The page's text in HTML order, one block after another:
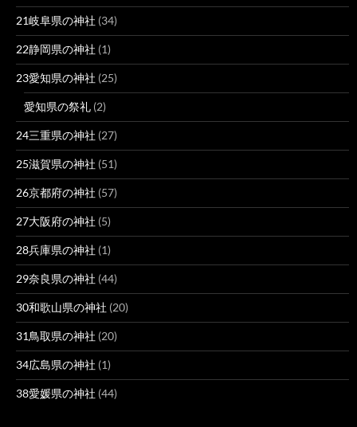
21岐阜県の神社 (34)
22静岡県の神社 (1)
23愛知県の神社 (25)
愛知県の祭礼 (2)
24三重県の神社 (27)
25滋賀県の神社 (51)
26京都府の神社 (57)
27大阪府の神社 (5)
28兵庫県の神社 (1)
29奈良県の神社 (44)
30和歌山県の神社 (20)
31鳥取県の神社 (20)
34広島県の神社 (1)
38愛媛県の神社 (44)